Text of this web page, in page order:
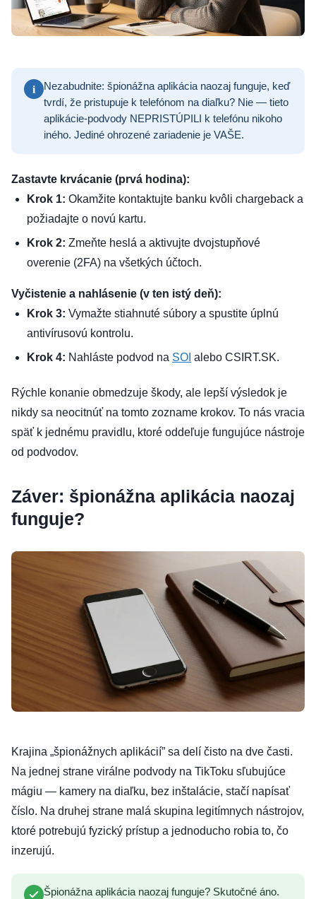
i
Nezabudnite: špionážna aplikácia naozaj funguje, keď
tvrdí, že pristupuje k telefónom na diaľku? Nie — tieto
aplikácie-podvody NEPRISTÚPILI k telefónu nikoho
iného. Jediné ohrozené zariadenie je VAŠE.
Zastavte krvácanie (prvá hodina):
Krok 1: Okamžite kontaktujte banku kvôli chargeback a
požiadajte o novú kartu.
Krok 2: Zmeňte heslá a aktivujte dvojstupňové
overenie (2FA) na všetkých účtoch.
Vyčistenie a nahlásenie (v ten istý deň):
Krok 3: Vymažte stiahnuté súbory a spustite úplnú
antivírusovú kontrolu.
Krok 4: Nahláste podvod na SOI alebo CSIRT.SK.
Rýchle konanie obmedzuje škody, ale lepší výsledok je
nikdy sa neocitnúť na tomto zozname krokov. To nás vracia
späť k jednému pravidlu, ktoré oddeľuje fungujúce nástroje
od podvodov.
Záver: špionážna aplikácia naozaj
funguje?
Krajina „špionážnych aplikácií” sa delí čisto na dve časti.
Na jednej strane virálne podvody na TikToku sľubujúce
mágiu — kamery na diaľku, bez inštalácie, stačí napísať
číslo. Na druhej strane malá skupina legitímnych nástrojov,
ktoré potrebujú fyzický prístup a jednoducho robia to, čo
inzerujú.
Špionážna aplikácia naozaj funguje? Skutočné áno.